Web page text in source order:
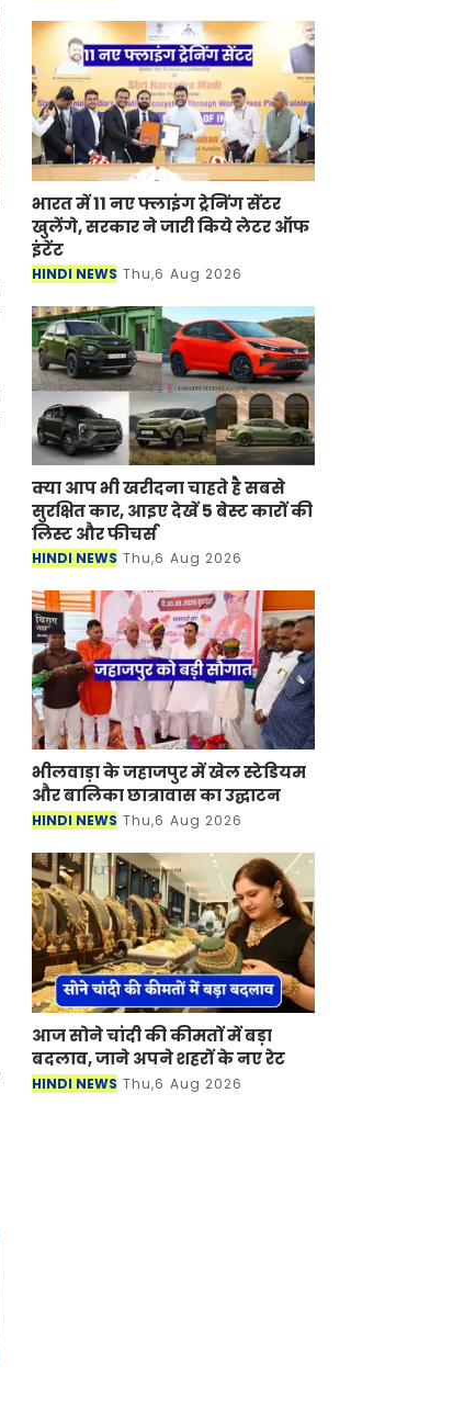
रुपए की र
भारत में 11 नए फ्लाइंग ट्रेनिंग सेंटर
खुलेंगे, सरकार ने जारी किये लेटर ऑफ
इंटेंट
HINDI NEWS Thu,6 Aug 2026
क्या आप भी खरीदना चाहते है सबसे
सुरक्षित कार, आइए देखें 5 बेस्ट कारों की
लिस्ट और फीचर्स
HINDI NEWS Thu,6 Aug 2026
भीलवाड़ा के जहाजपुर में खेल स्टेडियम
और बालिका छात्रावास का उद्घाटन
HINDI NEWS Thu,6 Aug 2026
आज सोने चांदी की कीमतों में बड़ा
बदलाव, जाने अपने शहरों के नए रेट
HINDI NEWS Thu,6 Aug 2026